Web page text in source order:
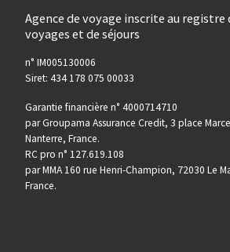
Agence de voyage inscrite au registre
voyages et de séjours
n° IM005130006
Siret: 434 178 075 00033
Garantie financière n° 4000714710
par Groupama Assurance Credit, 3 place
Nanterre, France.
RC pro n° 127.619.108
par MMA 160 rue Henri-Champion, 72030 Le
France.